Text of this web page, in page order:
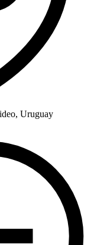
Uruguay